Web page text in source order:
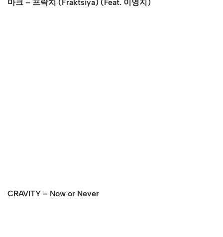
마크 – 프락치 (Fraktsiya) (Feat. 이영지)
CRAVITY – Now or Never